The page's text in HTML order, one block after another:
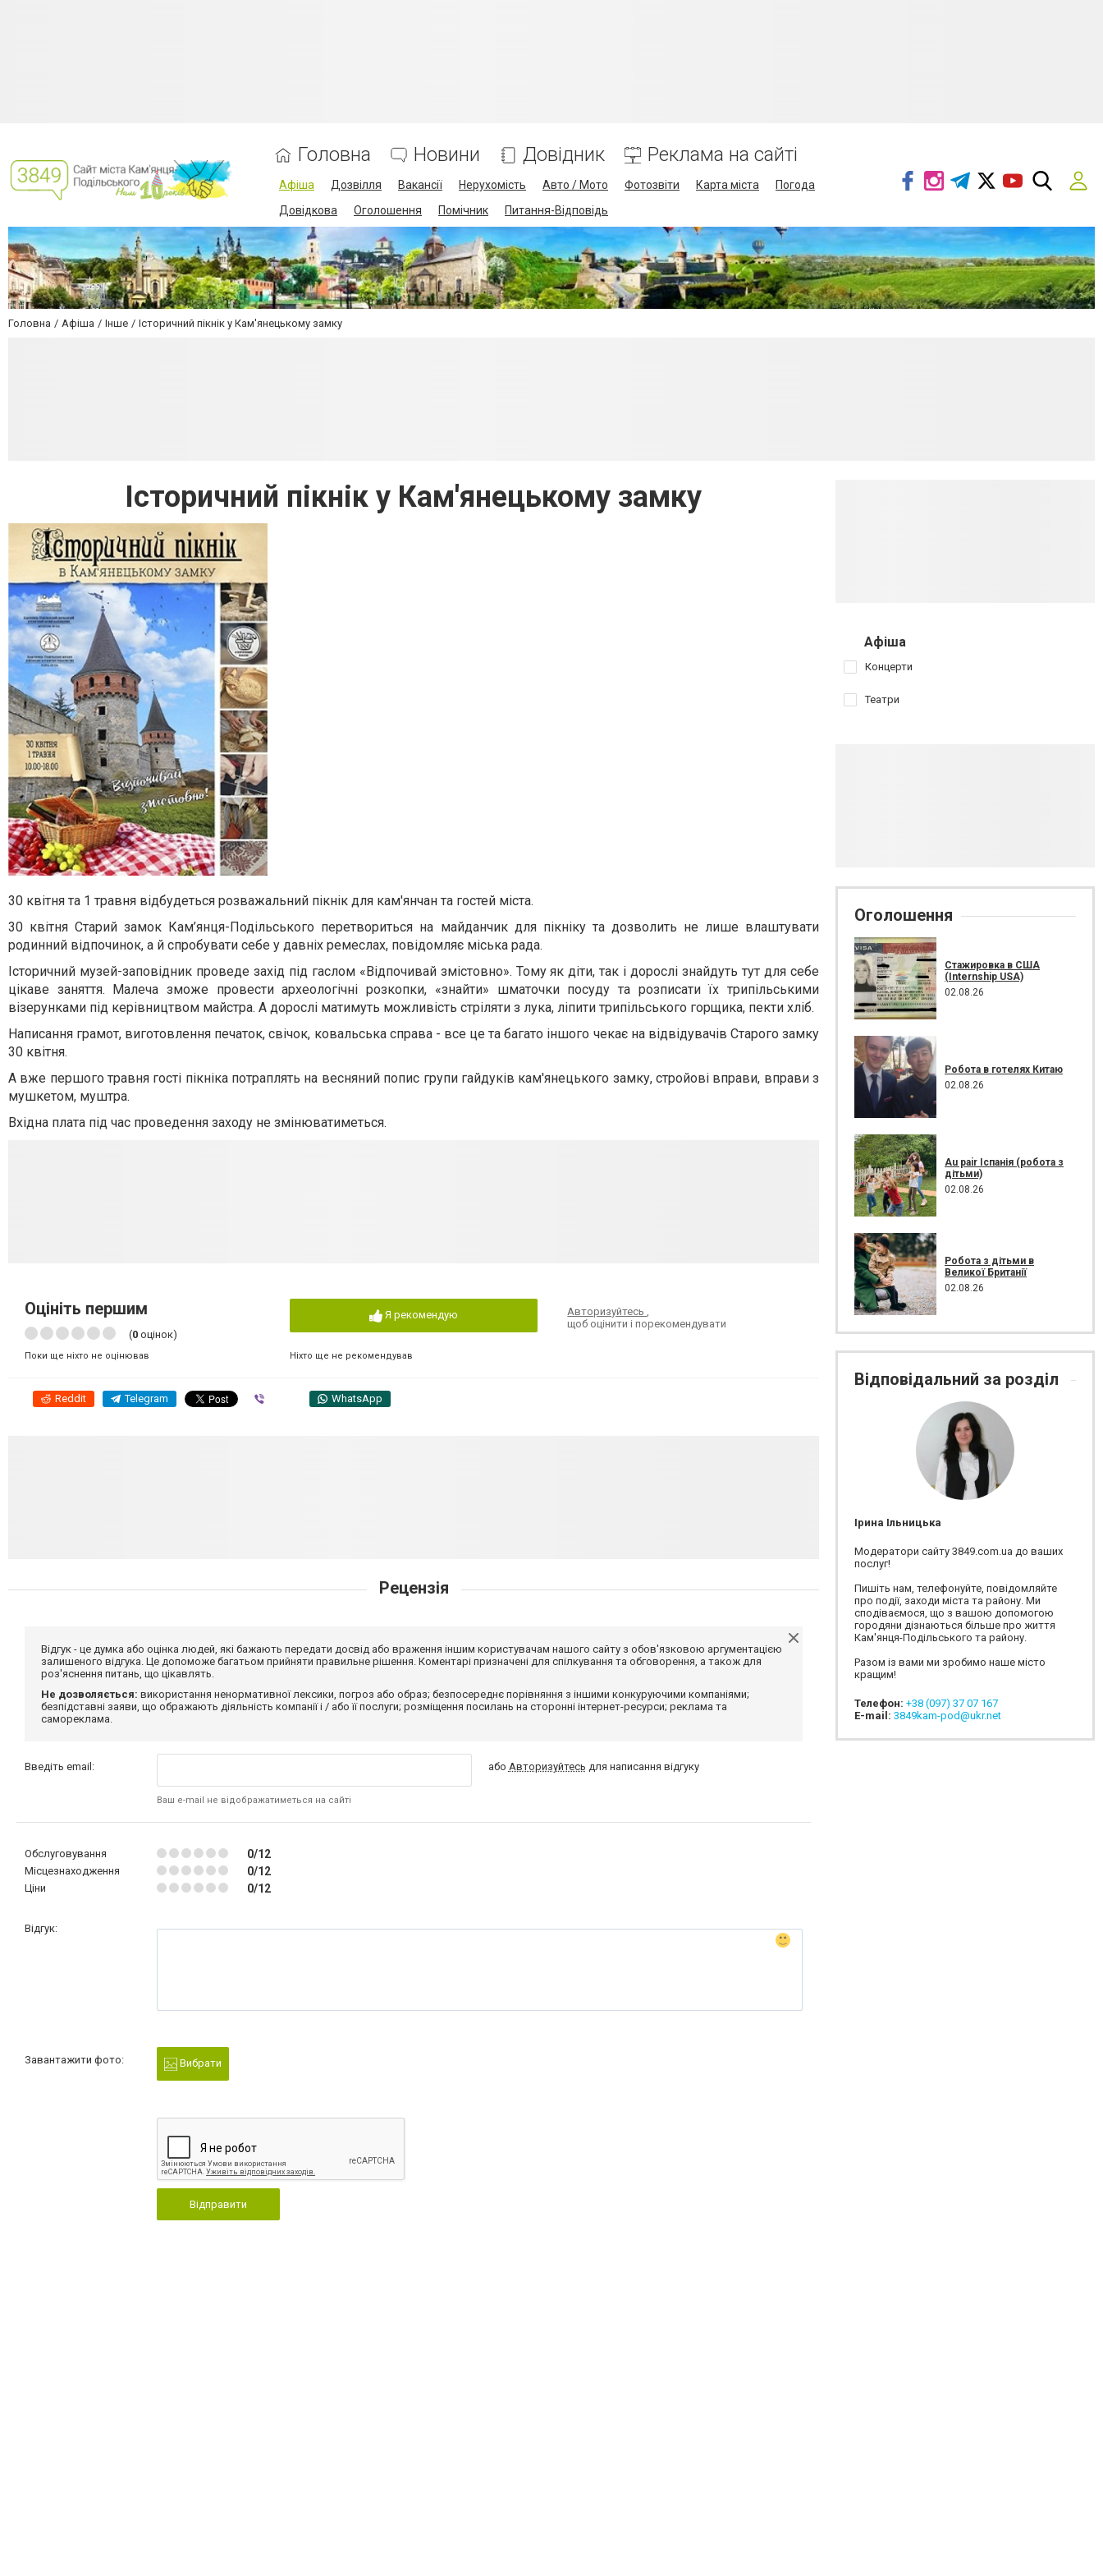
Головна Новини Довідник Реклама на сайті
Афіша Дозвілля Вакансії Нерухомість Авто / Мото Фотозвіти Карта міста
Погода
Довідкова
Оголошення Помічник Питання-Відповідь
Головна Афіша Інше Історичний пікнік у Кам'янецькому замку
Історичний пікнік у Кам'янецькому замку
30 квітня та 1 травня відбудеться розважальний пікнік для кам'янчан та гостей міста.
30 квітня Старий замок Кам’янця-Подільського перетвориться на майданчик для пікніку та дозволить не лише влаштувати
родинний відпочинок, а й спробувати себе у давніх ремеслах, повідомляє міська рада.
Історичний музей-заповідник проведе захід під гаслом «Відпочивай змістовно». Тому як діти, так і дорослі знайдуть тут для себе
цікаве заняття. Малеча зможе провести археологічні розкопки, «знайти» шматочки посуду та розписати їх трипільськими
візерунками під керівництвом майстра. А дорослі матимуть можливість стріляти з лука, ліпити трипільського горщика, пекти хліб.
Написання грамот, виготовлення печаток, свічок, ковальська справа - все це та багато іншого чекає на відвідувачів Старого замку
30 квітня.
А вже першого травня гості пікніка потраплять на весняний попис групи гайдуків кам'янецького замку, стройові вправи, вправи з
мушкетом, муштра.
Вхідна плата під час проведення заходу не змінюватиметься.
Оцініть першим
(0 оцінок)
Поки ще ніхто не оцінював
Я рекомендую
Ніхто ще не рекомендував
Авторизуйтесь,
щоб оцінити і порекомендувати
Reddit Telegram WhatsApp
Рецензія
Відгук - це думка або оцінка людей, які бажають передати досвід або враження іншим користувачам нашого сайту з обов'язковою аргументацією
залишеного відгука. Це допоможе багатьом прийняти правильне рішення. Коментарі призначені для спілкування та обговорення, а також для
роз'яснення питань, що цікавлять.
Не дозволяється: використання ненормативної лексики, погроз або образ; безпосереднє порівняння з іншими конкуруючими компаніями;
безпідставні заяви, що ображають діяльність компанії і / або її послуги; розміщення посилань на сторонні інтернет-ресурси; реклама та
самореклама.
Введіть email:
Ваш e-mail не відображатиметься на сайті
або Авторизуйтесь для написання відгуку
Обслуговування 0/12
Місцезнаходження 0/12
Ціни 0/12
Відгук:
Завантажити фото: Вибрати
Відправити
Афіша
Концерти
Театри
Оголошення
Стажировка в США
(Internship USA)
02.08.26
Робота в готелях Китаю
02.08.26
Au pair Іспанія (робота з
дітьми)
02.08.26
Робота з дітьми в
Великої Британії
02.08.26
Відповідальний за розділ
Ірина Ільницька
Модератори сайту 3849.com.ua до ваших
послуг!
Пишіть нам, телефонуйте, повідомляйте
про події, заходи міста та району. Ми
сподіваємося, що з вашою допомогою
городяни дізнаються більше про життя
Кам'янця-Подільського та району.
Разом із вами ми зробимо наше місто
кращим!
Телефон: +38 (097) 37 07 167
E-mail: 3849kam-pod@ukr.net